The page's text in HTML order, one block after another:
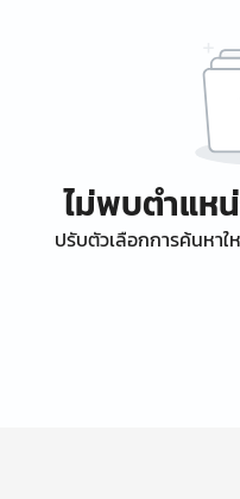
ไม่พบตำแห
ปรับตัวเลือกการค้นหา